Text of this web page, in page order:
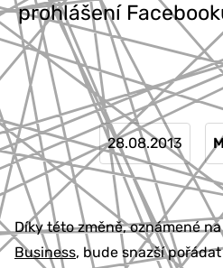
prohlášení
28.08.2013
Díky této změně, oznámené
Business, bude snazší